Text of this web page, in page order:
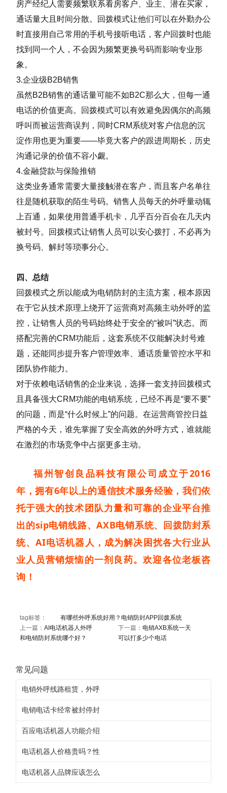
房产经纪人需要频繁联系看房客户、业主、潜在买家，
通话量大且时间分散。回拨模式让他们可以在外勤办公
时直接用自己常用的手机号接听电话，客户回拨时也能
找到同一个人，不会因为频繁更换号码而影响专业形
象。
3.企业级B2B销售
虽然B2B销售的通话量可能不如B2C那么大，但每一通
电话的价值更高。回拨模式可以有效避免因偶尔的高频
呼叫而被运营商误判，同时CRM系统对客户信息的沉
淀作用也更为重要——毕竟大客户的跟进周期长，历史
沟通记录的价值不容小觑。
4.金融贷款与保险推销
这类业务通常需要大量接触潜在客户，而且客户名单往
往是随机获取的陌生号码。销售人员每天的外呼量动辄
上百通，如果使用普通手机卡，几乎百分百会在几天内
被封号。回拨模式让销售人员可以安心拨打，不必再为
换号码、解封等琐事分心。
四、总结
回拨模式之所以能成为电销防封的主流方案，根本原因
在于它从技术原理上绕开了运营商对高频主动外呼的监
控，让销售人员的号码始终处于安全的“被叫”状态。而
搭配完善的CRM功能后，这套系统不仅能解决封号难
题，还能同步提升客户管理效率、通话质量管控水平和
团队协作能力。
对于依赖电话销售的企业来说，选择一套支持回拨模式
且具备强大CRM功能的电销系统，已经不再是“要不要”
的问题，而是“什么时候上”的问题。在运营商管控日益
严格的今天，谁先掌握了安全高效的外呼方式，谁就能
在激烈的市场竞争中占据更多主动。
福州智创良品科技有限公司成立于2016
年，拥有6年以上的通信技术服务经验，我们依
托于强大的技术团队力量和可靠的企业平台推
出的sip电销线路、AXB电销系统、回拨防封系
统、AI电话机器人，成为解决困扰各大行业从
业人员营销烦恼的一剂良药。欢迎各位老板咨
询！
tag标签： 有哪些外呼系统好用？电销防封APP回拨系统
上一篇： AI电话机器人外呼
和电销防封系统哪个好？
下一篇： 电销AXB系统一天
可以打多少个电话
常见问题
电销外呼线路租赁，外呼
电销电话卡经常被封停封
百应电话机器人功能介绍
电话机器人价格贵吗？性
电话机器人品牌应该怎么